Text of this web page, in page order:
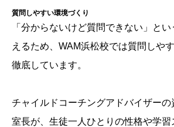
質問しやすい環境づくり
「分からないけど質問できない」と
えるため、WAM浜松校では質問しや
徹底しています。
チャイルドコーチングアドバイザーの
室長が、生徒一人ひとりの性格や学習